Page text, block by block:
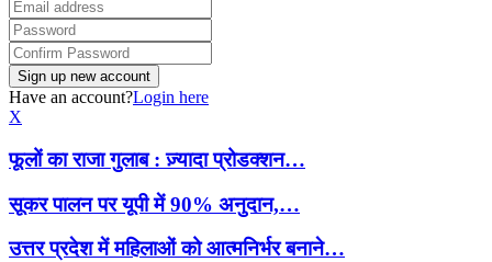
Have an account?Login here
X
फूलों का राजा गुलाब : ज़्यादा प्रोडक्शन…
सूकर पालन पर यूपी में 90% अनुदान,…
उत्तर प्रदेश में महिलाओं को आत्मनिर्भर बनाने…